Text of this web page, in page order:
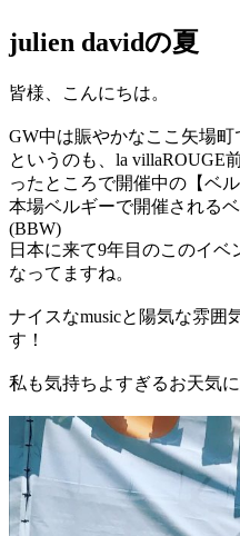
julien davidの夏
皆様、こんにちは。
GW中は賑やかなここ矢場町
というのも、la villaROUGE
ったところで開催中の【ベ
本場ベルギーで開催される
(BBW)
日本に来て9年目のこのイ
なってますね。
ナイスなmusicと陽気な雰囲
す！
私も気持ちよすぎるお天気